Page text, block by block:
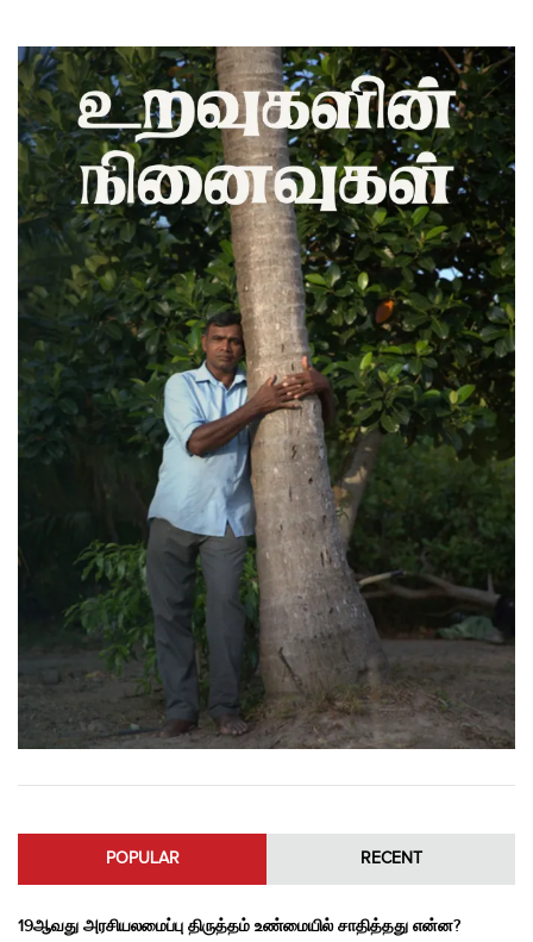
POPULAR RECENT
19ஆவது அரசியலமைப்பு திருத்தம் உண்மையில் சாதித்தது என்ன?